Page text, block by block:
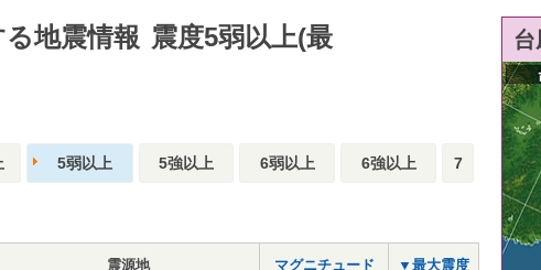
地震情報 震度5弱以上(最
5弱以上 5強以上 6弱以上 6強以上 7
震源地 マグニチュード ▼最大震度